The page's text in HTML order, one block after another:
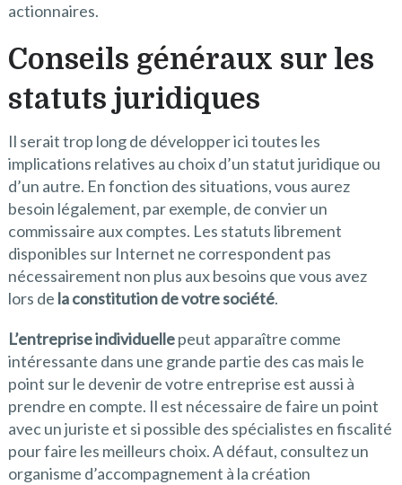
actionnaires.
Conseils généraux sur les
statuts juridiques
Il serait trop long de développer ici toutes les
implications relatives au choix d’un statut juridique ou
d’un autre. En fonction des situations, vous aurez
besoin légalement, par exemple, de convier un
commissaire aux comptes. Les statuts librement
disponibles sur Internet ne correspondent pas
nécessairement non plus aux besoins que vous avez
lors de la constitution de votre société.
L’entreprise individuellepeut apparaître comme
intéressante dans une grande partie des cas mais le
point sur le devenir de votre entreprise est aussi à
prendre en compte. Il est nécessaire de faire un point
avec un juriste et si possible des spécialistes en fiscalité
pour faire les meilleurs choix. A défaut, consultez un
organisme d’accompagnement à la création